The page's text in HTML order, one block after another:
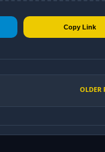
Copy Link
OLDER